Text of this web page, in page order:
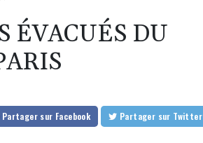
ÉVACUÉS DU
Partager sur Facebook Partager sur Twitter